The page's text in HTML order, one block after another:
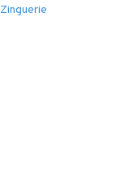
Zinguerie